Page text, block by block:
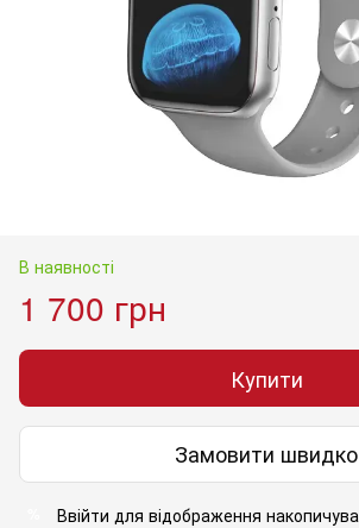
В наявності
1 700 грн
Купити
Замовити швидко
Ввійти для відображення